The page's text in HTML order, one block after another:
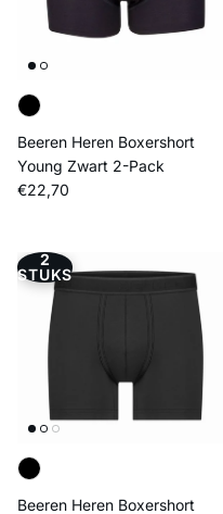
Beeren Heren Boxershort
Young Zwart 2-Pack
Reguliere prijs
€22,70
2
STUKS
Beeren Heren Boxershort